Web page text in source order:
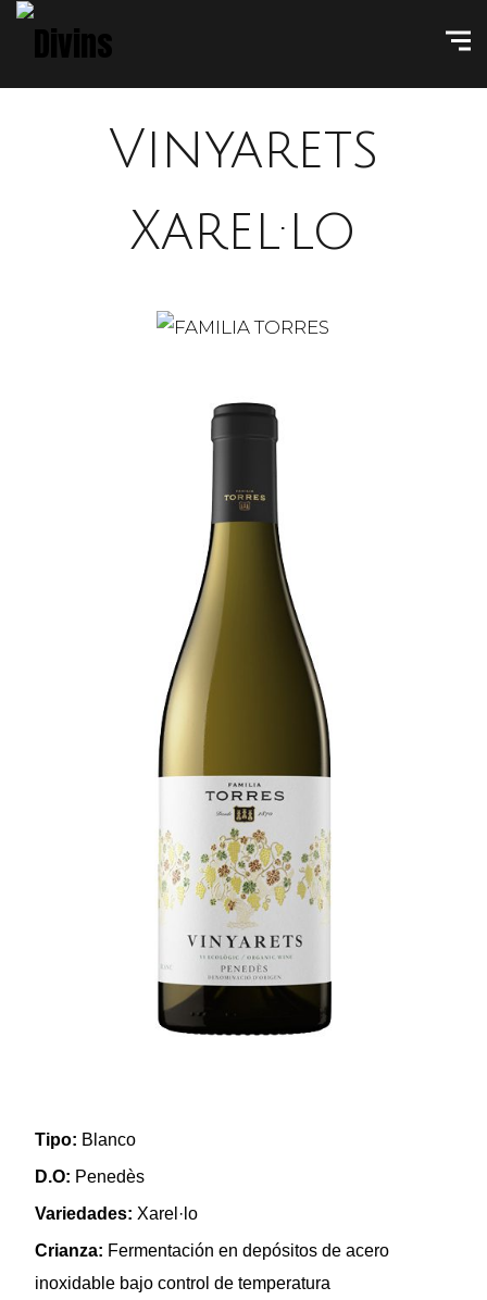
Vinyarets
Xarel·lo
Tipo: Blanco
D.O: Penedès
Variedades: Xarel·lo
Crianza: Fermentación en depósitos de acero
inoxidable bajo control de temperatura